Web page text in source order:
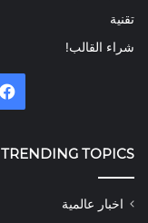
تقنية
شراء القالب!
TRENDING TOPICS
اخبار عالمية